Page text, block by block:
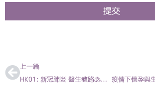
提交
上一篇
HK01: 新冠肺炎 醫生教路必做入屋防疫四部曲 2020-01-30 | 陳欣永醫生